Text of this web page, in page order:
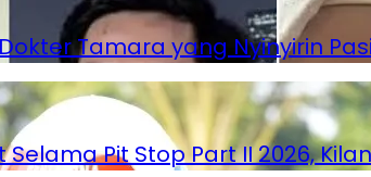
Dokter Tamara yang Nyinyirin
Pit Stop Part II 2026,